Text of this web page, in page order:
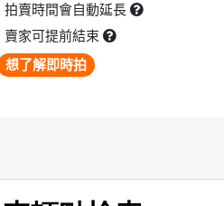
拍賣時間會自動延長
賣家可提前結束
想了解即時拍